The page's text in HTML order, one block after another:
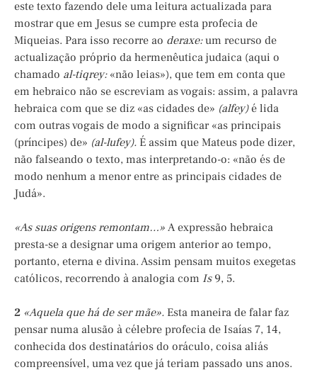
este texto fazendo dele uma leitura actualizada para
mostrar que em Jesus se cumpre esta profecia de
Miqueias. Para isso recorre ao deraxe:um recurso de
actualização próprio da hermenêutica judaica (aqui o
chamado al-tiqrey:«não leias»), que tem em conta que
em hebraico não se escreviam as vogais: assim, a palavra
hebraica com que se diz «as cidades de» (alfey)é lida
com outras vogais de modo a significar «as principais
(príncipes) de» (al-lufey). É assim que Mateus pode dizer,
não falseando o texto, mas interpretando-o: «não és de
modo nenhum a menor entre as principais cidades de
Judá».
«As suas origens remontam…» A expressão hebraica
presta-se a designar uma origem anterior ao tempo,
portanto, eterna e divina. Assim pensam muitos exegetas
católicos, recorrendo à analogia com Is9, 5.
2 «Aquela que há de ser mãe». Esta maneira de falar faz
pensar numa alusão à célebre profecia de Isaías 7, 14,
conhecida dos destinatários do oráculo, coisa aliás
compreensível, uma vez que já teriam passado uns anos.